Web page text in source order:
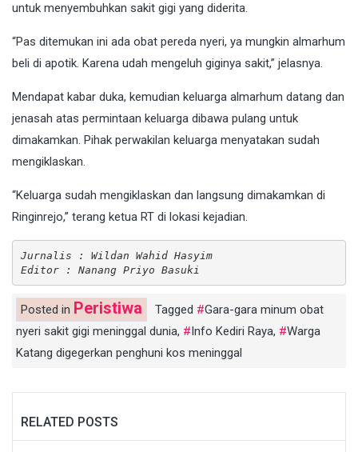
untuk menyembuhkan sakit gigi yang diderita.
“Pas ditemukan ini ada obat pereda nyeri, ya mungkin almarhum
beli di apotik. Karena udah mengeluh giginya sakit,” jelasnya.
Mendapat kabar duka, kemudian keluarga almarhum datang dan
jenasah atas permintaan keluarga dibawa pulang untuk
dimakamkan. Pihak perwakilan keluarga menyatakan sudah
mengiklaskan.
“Keluarga sudah mengiklaskan dan langsung dimakamkan di
Ringinrejo,” terang ketua RT di lokasi kejadian.
Jurnalis : Wildan Wahid Hasyim
Editor : Nanang Priyo Basuki
Posted in Peristiwa Tagged
Gara-gara minum obat
nyeri sakit gigi meninggal dunia, Info Kediri Raya,
Warga
Katang digegerkan penghuni kos meninggal
RELATED POSTS